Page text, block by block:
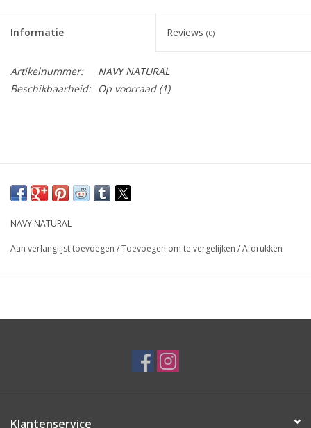
Informatie Reviews (0)
Artikelnummer:
NAVY NATURAL
Beschikbaarheid:
Op voorraad(1)
NAVY NATURAL
Aan verlanglijst toevoegen /Toevoegen om te vergelijken /Afdrukken
Klantenservice